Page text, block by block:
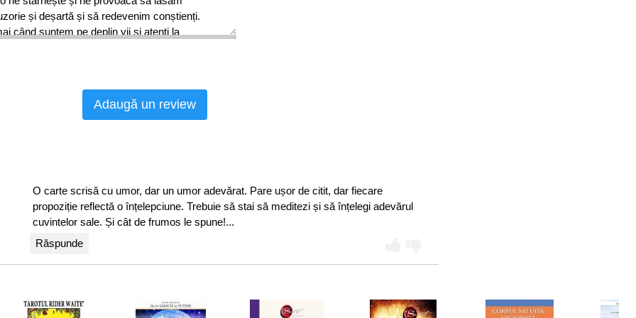
și deșartă și să redevenim conștienți.
când suntem pe deplin vii și atenți la
fie că ne sunt rude, colegi sau străini.
și cursurile de terapie, susținute
oameni din întreaga lume. Deși a murit subit, în
lăsat o bogată moștenire de învățături
precum cartea de față, îngrijită de
”Spiritualitate înseamnă trezire. Majoritatea
asta, sunt adormiți. Ei s-au născut adormiți,
în somn, nasc copii în somn, mor în
vreodată. Nu înțeleg niciodată farmecul și
Adaugă un review
O carte scrisă cu umor, dar un umor adevărat. Pare ușor de citit, dar fiecare
propoziție reflectă o înțelepciune. Trebuie să stai să meditezi și să înțelegi adevărul
cuvintelor sale. Și cât de frumos le spune!...
Răspunde